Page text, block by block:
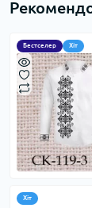
Бестселер Хіт
Хіт